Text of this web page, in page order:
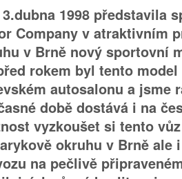
3.dubna 1998 představila
Company v atraktivním
v Brně nový sportovní
rokem byl tento model
autosalonu a jsme
době dostává i na
vyzkoušet si tento
okruhu v Brně ale
na pečlivě